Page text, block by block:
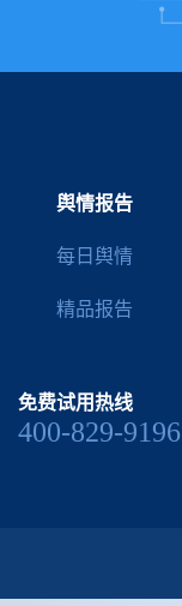
舆情报告
每日舆情
精品报告
免费试用热线
400-829-9196